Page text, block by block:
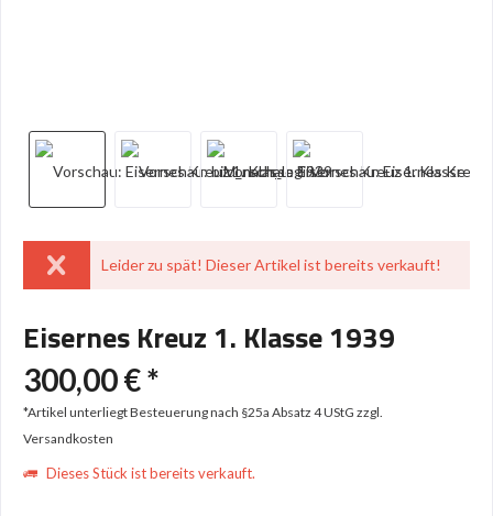
Leider zu spät! Dieser Artikel ist bereits verkauft!
Eisernes Kreuz 1. Klasse 1939
300,00 € *
*Artikel unterliegt Besteuerung nach §25a Absatz 4 UStG zzgl.
Versandkosten
Dieses Stück ist bereits verkauft.